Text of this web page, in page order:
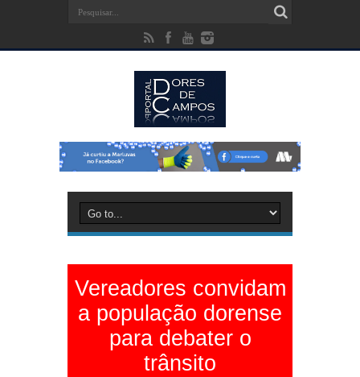
Vereadores convidam
a população dorense
para debater o
trânsito